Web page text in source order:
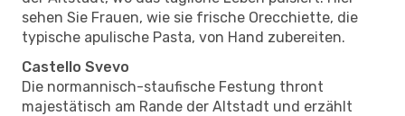
sehen Sie Frauen, wie sie frische Orecchiette, die
typische apulische Pasta, von Hand zubereiten.
Castello Svevo
Die normannisch-staufische Festung thront
majestätisch am Rande der Altstadt und erzählt